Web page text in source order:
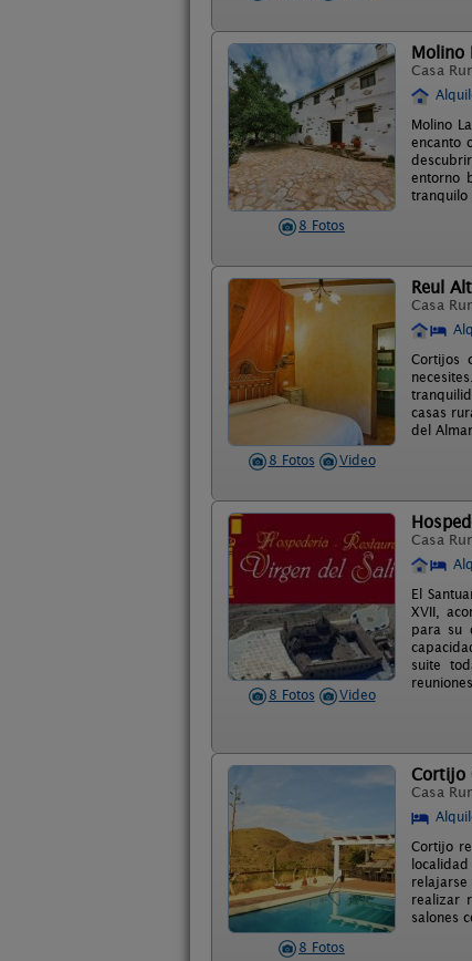
8 Fotos
Molino
Casa
Molino
encanto
entorno
tranquilo
8 Fotos Video
Reul
Casa
Cortijos
casas
del
8 Fotos Video
Casa
El
XVII,
para su
suite
8 Fotos
Cortijo
Casa
Cortijo
realizar
salones